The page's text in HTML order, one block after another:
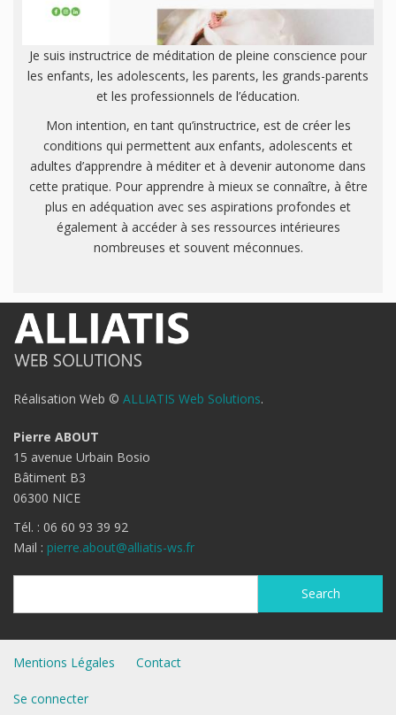
Je suis instructrice de méditation de pleine conscience pour
les enfants, les adolescents, les parents, les grands-parents
et les professionnels de l’éducation.
Mon intention, en tant qu’instructrice, est de créer les
conditions qui permettent aux enfants, adolescents et
adultes d’apprendre à méditer et à devenir autonome dans
cette pratique. Pour apprendre à mieux se connaître, à être
plus en adéquation avec ses aspirations profondes et
également à accéder à ses ressources intérieures
nombreuses et souvent méconnues.
Réalisation Web © ALLIATIS Web Solutions.
Pierre ABOUT
15 avenue Urbain Bosio
Bâtiment B3
06300 NICE
Tél. : 06 60 93 39 92
Mail : pierre.about@alliatis-ws.fr
Mentions Légales Contact
Se connecter